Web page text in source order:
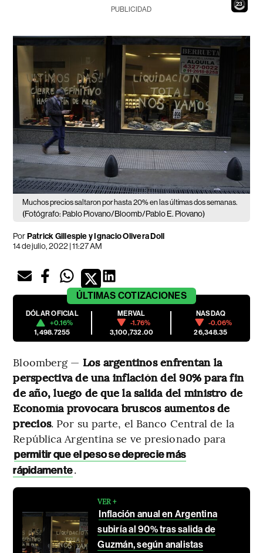
21
PUBLICIDAD
Muchos precios saltaron por hasta 20% en las últimas dos semanas.
(Fotógrafo: Pablo Piovano/Bloomb/Pablo E. Piovano)
PorPatrick Gillespie y Ignacio Olivera Doll
14 de julio, 2022 | 11:27 AM
ÚLTIMAS COTIZACIONES
DÓLAR OFICIAL
+0.16%
1,498.7255
MERVAL
-1.76%
3,100,732.00
NASDAQ
-0.06%
26,348.35
Bloomberg — Los argentinos enfrentan la
perspectiva de una inflación del 90% para fin
de año, luego de que la salida del ministro de
Economía provocara bruscos aumentos de
precios. Por su parte, el Banco Central de la
República Argentina se ve presionado para
permitir que el peso se deprecie más
rápidamente.
VER +
Inflación anual en Argentina
subiría al 90% tras salida de
Guzmán, según analistas